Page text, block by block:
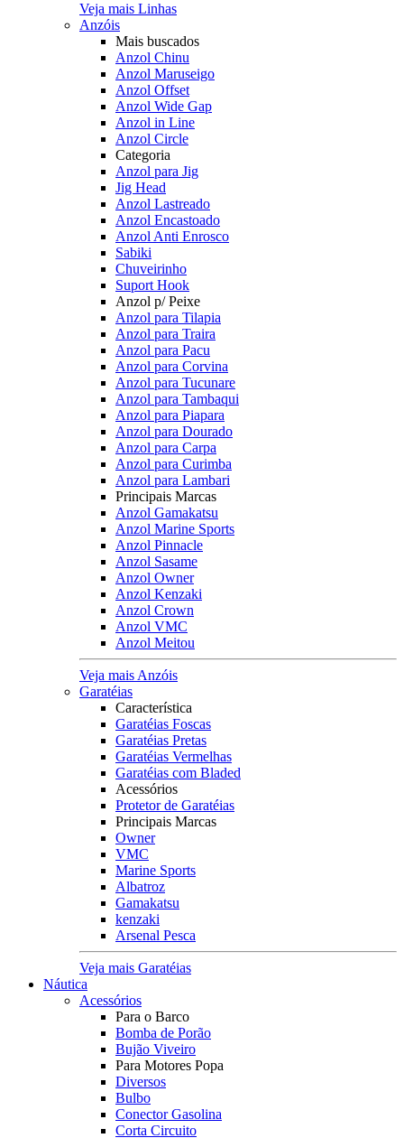
Veja mais Linhas
Anzóis
Mais buscados
Anzol Chinu
Anzol Maruseigo
Anzol Offset
Anzol Wide Gap
Anzol in Line
Anzol Circle
Categoria
Anzol para Jig
Jig Head
Anzol Lastreado
Anzol Encastoado
Anzol Anti Enrosco
Sabiki
Chuveirinho
Suport Hook
Anzol p/ Peixe
Anzol para Tilapia
Anzol para Traira
Anzol para Pacu
Anzol para Corvina
Anzol para Tucunare
Anzol para Tambaqui
Anzol para Piapara
Anzol para Dourado
Anzol para Carpa
Anzol para Curimba
Anzol para Lambari
Principais Marcas
Anzol Gamakatsu
Anzol Marine Sports
Anzol Pinnacle
Anzol Sasame
Anzol Owner
Anzol Kenzaki
Anzol Crown
Anzol VMC
Anzol Meitou
Veja mais Anzóis
Garatéias
Característica
Garatéias Foscas
Garatéias Pretas
Garatéias Vermelhas
Garatéias com Bladed
Acessórios
Protetor de Garatéias
Principais Marcas
Owner
VMC
Marine Sports
Albatroz
Gamakatsu
kenzaki
Arsenal Pesca
Veja mais Garatéias
Náutica
Acessórios
Para o Barco
Bomba de Porão
Bujão Viveiro
Para Motores Popa
Diversos
Bulbo
Conector Gasolina
Corta Circuito